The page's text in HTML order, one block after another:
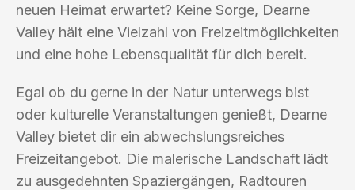
neuen Heimat erwartet? Keine Sorge, Dearne
Valley hält eine Vielzahl von Freizeitmöglichkeiten
und eine hohe Lebensqualität für dich bereit.
Egal ob du gerne in der Natur unterwegs bist
oder kulturelle Veranstaltungen genießt, Dearne
Valley bietet dir ein abwechslungsreiches
Freizeitangebot. Die malerische Landschaft lädt
zu ausgedehnten Spaziergängen, Radtouren